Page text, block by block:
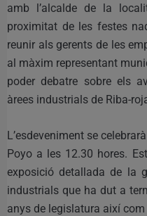
amb l’alcalde de la
proximitat de les festes
reunir als gerents de les
al màxim representant
poder debatre sobre els
àrees industrials de Riba-
L’esdeveniment se
Poyo a les 12.30 hores.
exposició detallada de la
industrials que ha dut a
anys de legislatura així